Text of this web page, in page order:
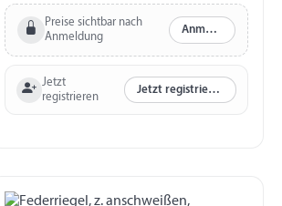
Preise sichtbar nach
Anmeldung
Anmelden
Jetzt
registrieren
Jetzt registrieren